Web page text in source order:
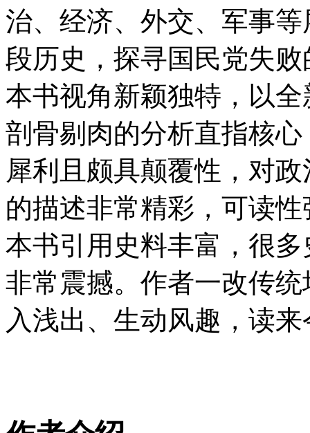
治、经济、外交、军事
段历史，探寻国民党失
本书视角新颖独特，以
剖骨剔肉的分析直指核
犀利且颇具颠覆性，对
的描述非常精彩，可读性
本书引用史料丰富，很
非常震撼。作者一改传
入浅出、生动风趣，读